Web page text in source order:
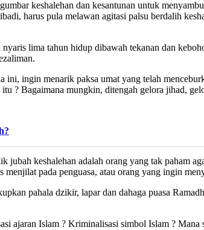
keshalehan dan kesantunan untuk
harus pula melawan agitasi palsu berdalih
lima tahun hidup dibawah tekanan dan
ingin menarik paksa umat yang telah
? Bagaimana mungkin, ditengah gelora jihad,
keshalehan adalah orang yang tak paham
pada penguasa, atau orang yang ingin
pahala dzikir, lapar dan dahaga puasa
ajaran Islam ? Kriminalisasi simbol Islam ?